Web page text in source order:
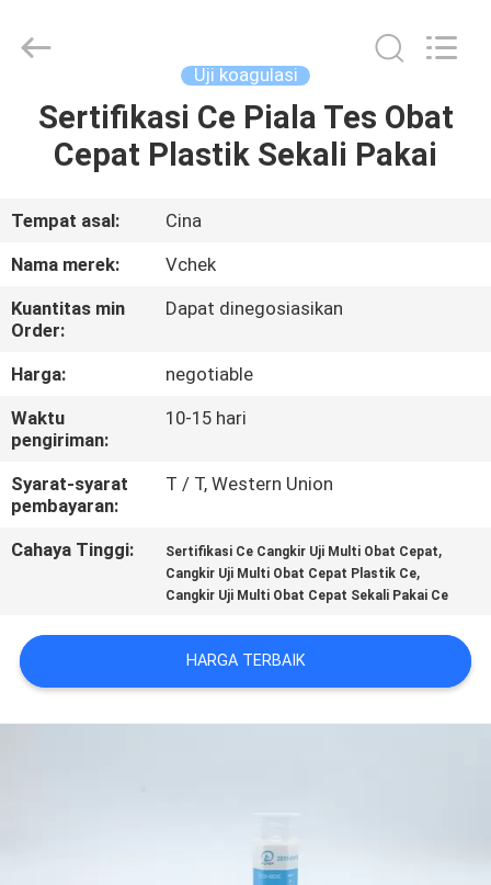
RUMAH
TENTANG
KAMI
TUR
PABRIK
KONTROL
KUALITAS
BERITA
Biotechnology
Co.,LTD.
Reserved.
Uji koagulasi
Sertifikasi Ce Piala Tes Obat
Cepat Plastik Sekali Pakai
Tempat asal:
Cina
Nama merek:
Vchek
Kuantitas min
Order:
Dapat dinegosiasikan
Harga:
negotiable
Waktu
pengiriman:
10-15 hari
Syarat-syarat
pembayaran:
T / T, Western Union
Cahaya Tinggi: Sertifikasi Ce Cangkir Uji Multi Obat Cepat,
Cangkir Uji Multi Obat Cepat Plastik Ce,
Cangkir Uji Multi Obat Cepat Sekali Pakai Ce
HARGA TERBAIK